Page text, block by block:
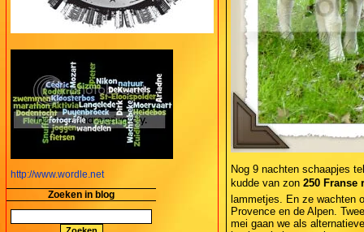
http://www.wordle.net
Zoeken in blog
Nog 9 nachten schaapjes
kudde van zon 250 Franse
lammetjes. En ze wachten
Provence en de Alpen.
mei gaan we als